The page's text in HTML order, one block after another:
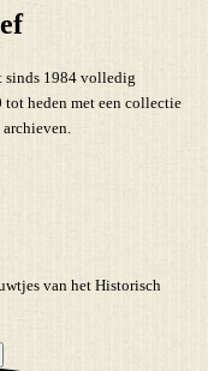
sinds 1984 volledig
heden met een collectie
van het Historisch